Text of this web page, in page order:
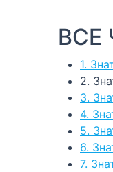
ВСЕ
1.
2.
3.
4.
5.
6.
7.